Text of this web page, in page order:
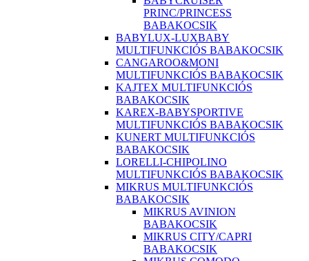
PRINC/PRINCESS
BABAKOCSIK
BABYLUX-LUXBABY
MULTIFUNKCIÓS BABAKOCSIK
CANGAROO&MONI
MULTIFUNKCIÓS BABAKOCSIK
KAJTEX MULTIFUNKCIÓS
BABAKOCSIK
KAREX-BABYSPORTIVE
MULTIFUNKCIÓS BABAKOCSIK
KUNERT MULTIFUNKCIÓS
BABAKOCSIK
LORELLI-CHIPOLINO
MULTIFUNKCIÓS BABAKOCSIK
MIKRUS MULTIFUNKCIÓS
BABAKOCSIK
MIKRUS AVINION
BABAKOCSIK
MIKRUS CITY/CAPRI
BABAKOCSIK